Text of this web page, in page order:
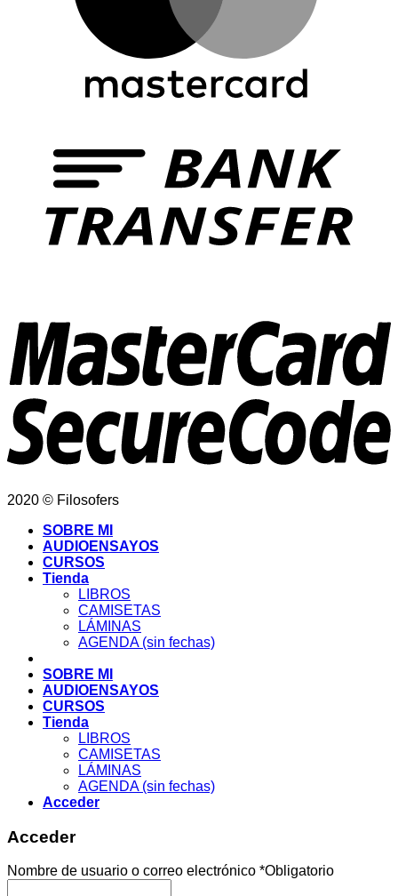
2020 © Filosofers
SOBRE MI
AUDIOENSAYOS
CURSOS
Tienda
LIBROS
CAMISETAS
LÁMINAS
AGENDA (sin fechas)
SOBRE MI
AUDIOENSAYOS
CURSOS
Tienda
LIBROS
CAMISETAS
LÁMINAS
AGENDA (sin fechas)
Acceder
Acceder
Nombre de usuario o correo electrónico *Obligatorio